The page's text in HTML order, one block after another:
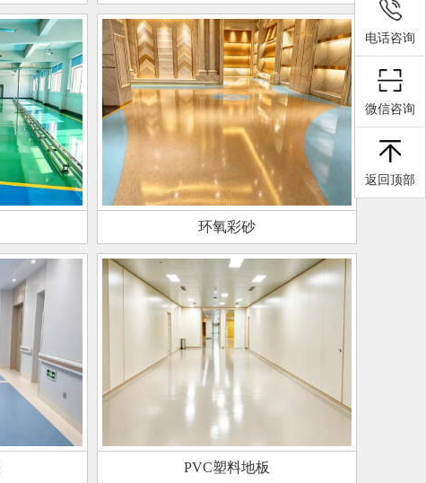
环氧彩砂
PVC塑料地板
电话咨询
微信咨询
返回顶部